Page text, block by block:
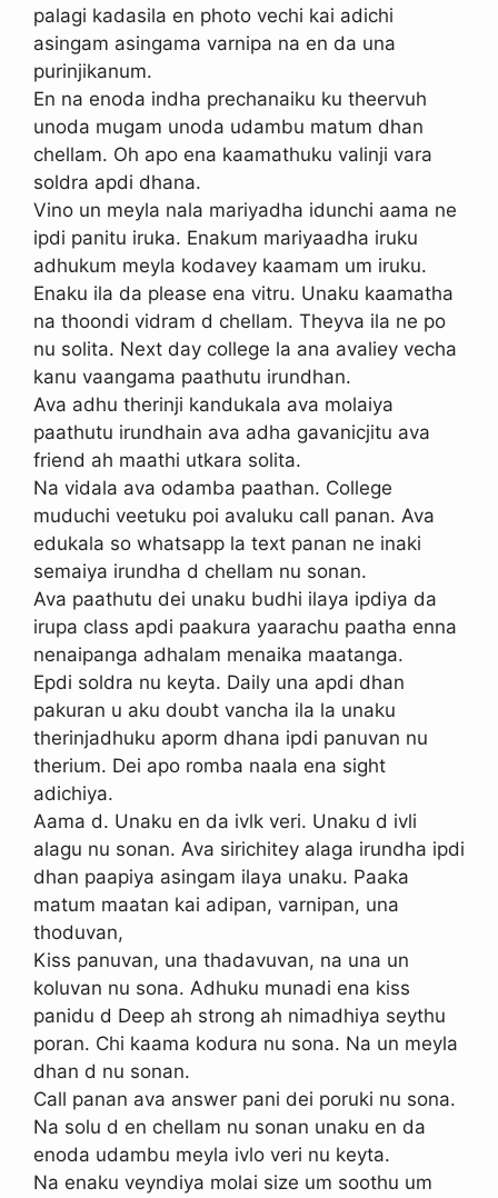
palagi kadasila en photo vechi kai adichi
asingam asingama varnipa na en da una
purinjikanum.
En na enoda indha prechanaiku ku theervuh
unoda mugam unoda udambu matum dhan
chellam. Oh apo ena kaamathuku valinji vara
soldra apdi dhana.
Vino un meyla nala mariyadha idunchi aama ne
ipdi panitu iruka. Enakum mariyaadha iruku
adhukum meyla kodavey kaamam um iruku.
Enaku ila da please ena vitru. Unaku kaamatha
na thoondi vidram d chellam. Theyva ila ne po
nu solita. Next day college la ana avaliey vecha
kanu vaangama paathutu irundhan.
Ava adhu therinji kandukala ava molaiya
paathutu irundhain ava adha gavanicjitu ava
friend ah maathi utkara solita.
Na vidala ava odamba paathan. College
muduchi veetuku poi avaluku call panan. Ava
edukala so whatsapp la text panan ne inaki
semaiya irundha d chellam nu sonan.
Ava paathutu dei unaku budhi ilaya ipdiya da
irupa class apdi paakura yaarachu paatha enna
nenaipanga adhalam menaika maatanga.
Epdi soldra nu keyta. Daily una apdi dhan
pakuran u aku doubt vancha ila la unaku
therinjadhuku aporm dhana ipdi panuvan nu
therium. Dei apo romba naala ena sight
adichiya.
Aama d. Unaku en da ivlk veri. Unaku d ivli
alagu nu sonan. Ava sirichitey alaga irundha ipdi
dhan paapiya asingam ilaya unaku. Paaka
matum maatan kai adipan, varnipan, una
thoduvan,
Kiss panuvan, una thadavuvan, na una un
koluvan nu sona. Adhuku munadi ena kiss
panidu d Deep ah strong ah nimadhiya seythu
poran. Chi kaama kodura nu sona. Na un meyla
dhan d nu sonan.
Call panan ava answer pani dei poruki nu sona.
Na solu d en chellam nu sonan unaku en da
enoda udambu meyla ivlo veri nu keyta.
Na enaku veyndiya molai size um soothu um